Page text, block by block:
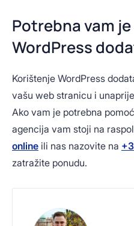
Potrebna vam
WordPress
Korištenje WordPress
vašu web stranicu i
Ako vam je potrebna
agencija vam stoji na
online ili nas nazovite na
zatražite ponudu.